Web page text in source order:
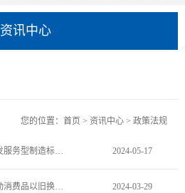
资讯中心
您的位置： 首页 > 资讯中心 > 政策法规
工业和信息化部办公厅关于印发服务型制造标准体系建设指南的通知 2024-05-17
商务部等14部门关于印发《推动消费品以旧换新行动方案》的通知 2024-03-29